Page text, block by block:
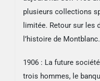
plusieurs collections
limitée. Retour sur les
l’histoire de Montblanc.
1906 : La future
trois hommes, le